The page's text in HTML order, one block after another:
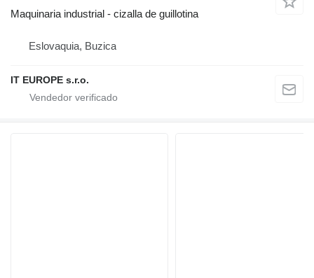
Maquinaria industrial - cizalla de guillotina
Eslovaquia, Buzica
IT EUROPE s.r.o.